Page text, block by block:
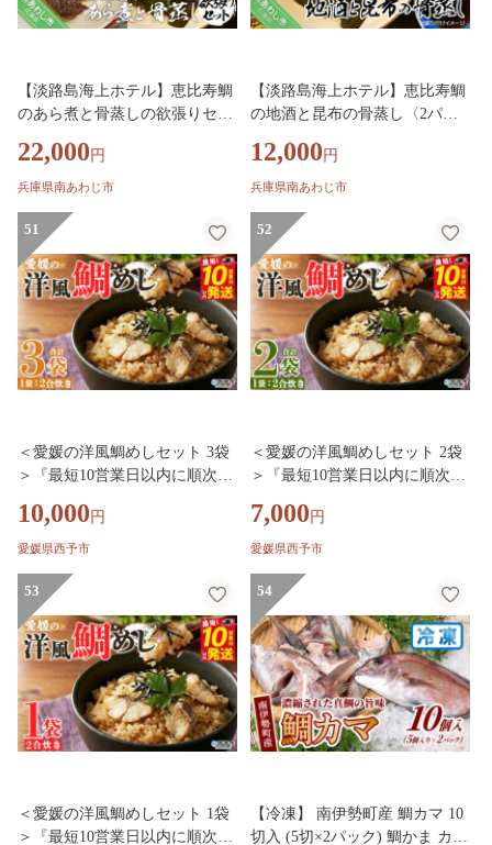
【淡路島海上ホテル】恵比寿鯛
のあら煮と骨蒸しの欲張りセッ
22,000 円
兵庫県南あわじ市
【淡路島海上ホテル】恵比寿鯛
の地酒と昆布の骨蒸し〈2パッ
12,000 円
兵庫県南あわじ市
51
＜愛媛の洋風鯛めしセット 3袋
＞『最短10営業日以内に順次発
天然真鯛 郷土料理 丼 魚介 海の
幸 海鮮 炊き込みご飯 洋風 バタ
合炊き お取り寄せ グルメ YNコ
ーポレーション 愛媛県 西予市
【冷凍】
10,000 円
愛媛県西予市
52
＜愛媛の洋風鯛めしセット 2袋
＞『最短10営業日以内に順次発
天然真鯛 郷土料理 丼 魚介 海の
幸 海鮮 炊き込みご飯 洋風 バタ
合炊き お取り寄せ グルメ YNコ
ーポレーション 愛媛県 西予市
【冷凍】
7,000 円
愛媛県西予市
53
＜愛媛の洋風鯛めしセット 1袋
＞『最短10営業日以内に順次発
54
【冷凍】 南伊勢町産 鯛カマ 10
切入 (5切×2パック) 鯛かま カマ